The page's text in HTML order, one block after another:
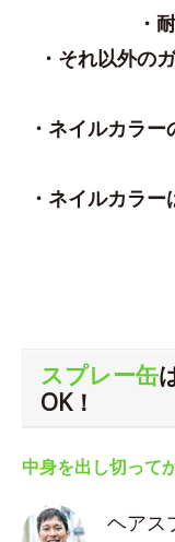
・
・それ以外の
・ネイルカラ
・ネイルカラ
スプレー缶
OK！
中身を出し切って
ヘアス